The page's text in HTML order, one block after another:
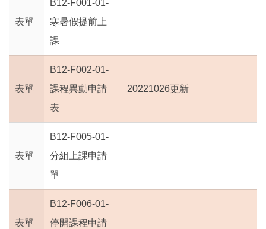
表單
B12-F001-01-
寒暑假提前上
課
表單
B12-F002-01-
課程異動申請
表
20221026更新
表單
B12-F005-01-
分組上課申請
單
表單
B12-F006-01-
停開課程申請